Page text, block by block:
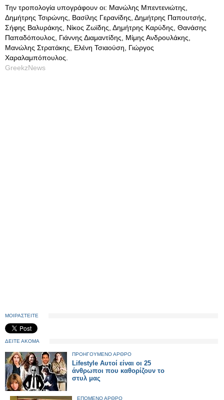
Την τροπολογία υπογράφουν οι: Μανώλης Μπεντενιώτης,
Δημήτρης Τσιρώνης, Βασίλης Γερανίδης, Δημήτρης Παπουτσής,
Σήφης Βαλυράκης, Νίκος Ζωϊδης, Δημήτρης Καρύδης, Θανάσης
Παπαδόπουλος, Γιάννης Διαμαντίδης, Μίμης Ανδρουλάκης,
Μανώλης Στρατάκης, Ελένη Τσιαούση, Γιώργος
Χαραλαμπόπουλος.
GreekzNews
ΜΟΙΡΑΣΤΕΙΤΕ
ΔΕΙΤΕ ΑΚΟΜΑ
ΠΡΟΗΓΟΥΜΕΝΟ ΑΡΘΡΟ
Lifestyle Αυτοί είναι οι 25
άνθρωποι που καθορίζουν το
στυλ μας
ΕΠΟΜΕΝΟ ΑΡΘΡΟ